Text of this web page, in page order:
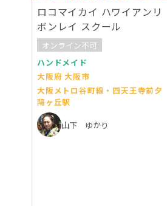
ロコマイカイ ハワイアンリ
ボンレイ スクール
オンライン不可
ハンドメイド
大阪府 大阪市
大阪メトロ谷町線・四天王寺前夕
陽ヶ丘駅
山下 ゆかり